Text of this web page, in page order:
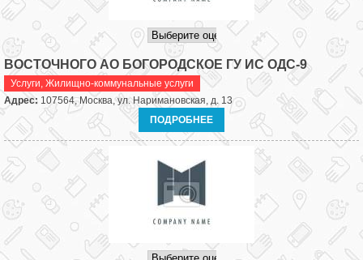
ВОСТОЧНОГО АО БОГОРОДСКОЕ ГУ ИС ОДС-9
Услуги, Жилищно-коммунальные услуги
Адрес: 107564, Москва, ул. Наримановская, д. 13
ПОДРОБНЕЕ